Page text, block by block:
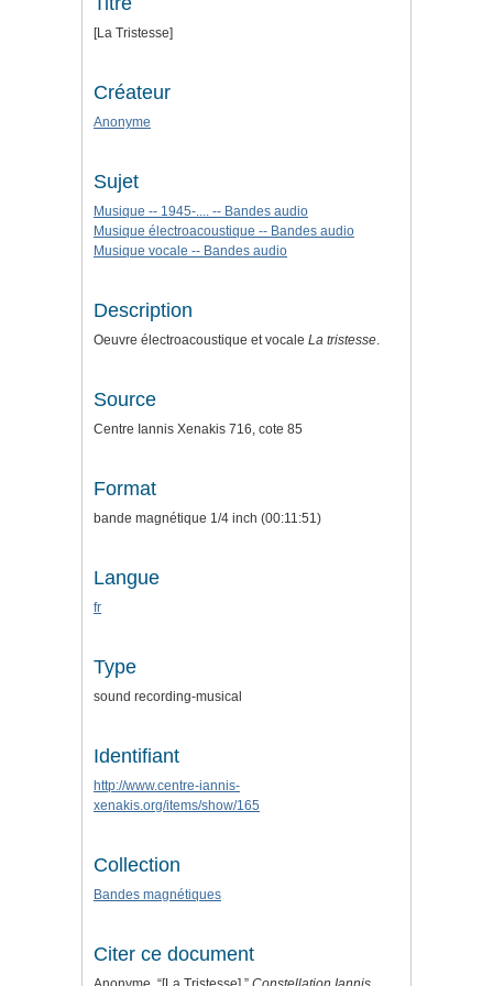
[La Tristesse]
Créateur
Anonyme
Sujet
Musique -- 1945-.... -- Bandes audio
Musique électroacoustique -- Bandes audio
Musique vocale -- Bandes audio
Description
Oeuvre électroacoustique et vocale La tristesse.
Source
Centre Iannis Xenakis 716, cote 85
Format
bande magnétique 1/4 inch (00:11:51)
Langue
fr
Type
sound recording-musical
Identifiant
http://www.centre-iannis-
xenakis.org/items/show/165
Collection
Bandes magnétiques
Citer ce document